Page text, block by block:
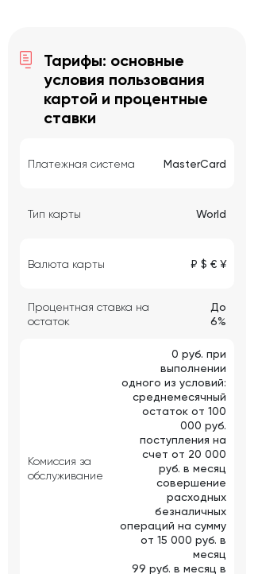
Тарифы: основные
условия пользования
картой и процентные
ставки
Платежная система MasterCard
Тип карты World
Валюта карты ₽ $ € ¥
Процентная ставка на
остаток
До
6%
Комиссия за
обслуживание
0 руб. при
выполнении
одного из условий:
среднемесячный
остаток от 100
000 руб.
поступления на
счет от 20 000
руб. в месяц
совершение
расходных
безналичных
операций на сумму
от 15 000 руб. в
месяц
99 руб. в месяц в